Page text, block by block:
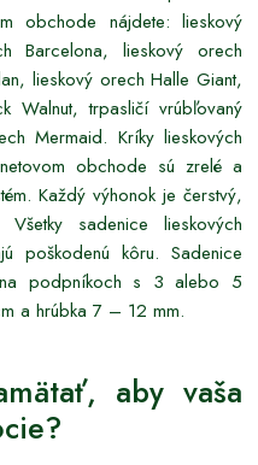
obchode nájdete: lieskový
Barcelona, lieskový orech
lieskový orech Halle Giant,
Walnut, trpasličí vrúbľovaný
Mermaid. Kríky lieskových
obchode sú zrelé a
Každý výhonok je čerstvý,
sadenice lieskových
poškodenú kôru. Sadenice
na podpníkoch s 3 alebo 5
a hrúbka 7 – 12 mm.
aby vaša